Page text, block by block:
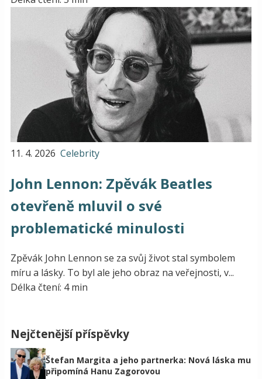
11. 4. 2026 Celebrity
John Lennon: Zpěvák Beatles
otevřeně mluvil o své
problematické minulosti
Zpěvák John Lennon se za svůj život stal symbolem
míru a lásky. To byl ale jeho obraz na veřejnosti, v...
Délka čtení: 4 min
Nejčtenější příspěvky
Štefan Margita a jeho partnerka: Nová láska mu
připomíná Hanu Zagorovou